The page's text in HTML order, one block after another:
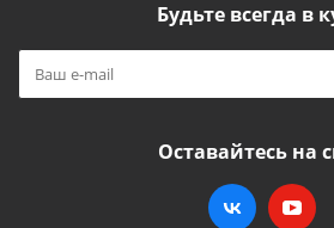
Будьте всегда в
Оставайтесь на